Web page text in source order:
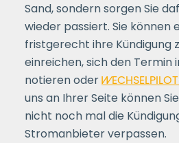
Sand, sondern sorgen Sie
wieder passiert. Sie
fristgerecht ihre Kündigung
einreichen, sich den Termin
notieren oderWECHSELPILOT
uns an Ihrer Seite können
nicht noch mal die
Stromanbieter verpassen.